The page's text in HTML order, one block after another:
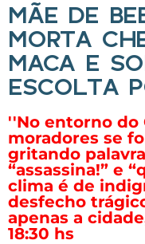
MÃE DE
MORTA
MACA E
ESCOLTA
''No entorno do
moradores se
gritando
“assassina!” e
clima é de
desfecho
apenas a
18:30 hs